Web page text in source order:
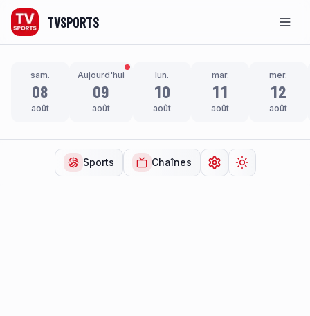
TVSPORTS
sam.
08
août
Aujourd'hui
09
août
lun.
10
août
mar.
11
août
mer.
12
août
Sports Chaînes Ouvrir lesChanger de